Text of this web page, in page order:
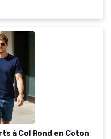
à Col Rond en Coton